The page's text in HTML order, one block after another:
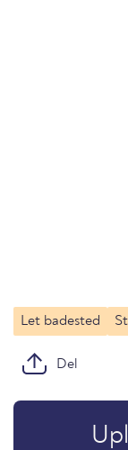
Let badested
Del